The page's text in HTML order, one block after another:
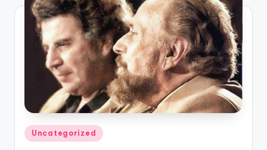
Αναρτήθηκε
σε
Uncategorized